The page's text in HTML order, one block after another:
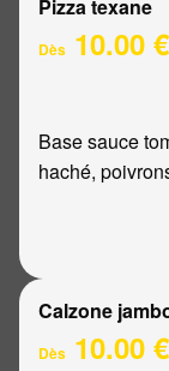
Pizza texane
Dès 10.00 €
Base sauce
haché,
Calzone
Dès 10.00 €